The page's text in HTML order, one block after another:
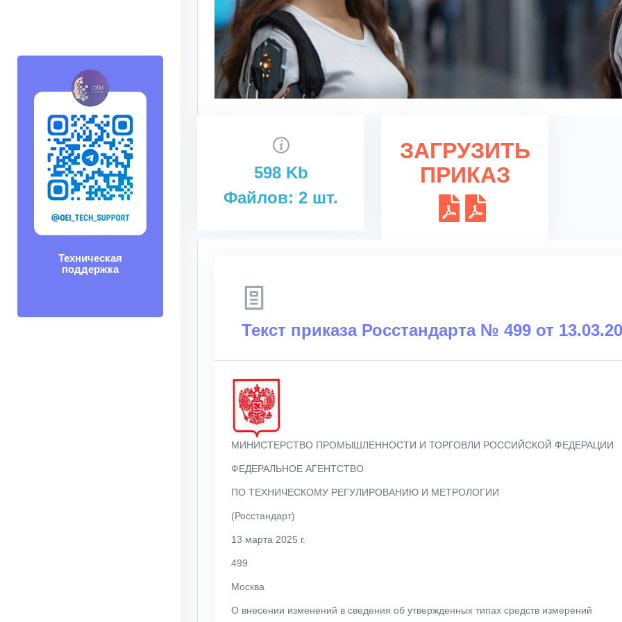
Техническая
поддержка
598 Kb
Файлов: 2 шт.
ЗАГРУЗИТЬ
ПРИКАЗ
Текст приказа Росстандарта № 499 от
МИНИСТЕРСТВО ПРОМЫШЛЕННОСТИ И ТОРГОВЛИ РОССИЙСКОЙ ФЕДЕРАЦИИ
ФЕДЕРАЛЬНОЕ АГЕНТСТВО
ПО ТЕХНИЧЕСКОМУ РЕГУЛИРОВАНИЮ И МЕТРОЛОГИИ
(Росстандарт)
13 марта 2025 г.
499
Москва
О внесении изменений в сведения об утвержденных типах средств измерений